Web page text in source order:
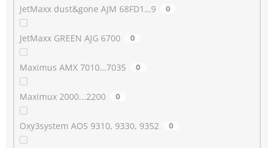
JetMaxx dust&gone AJM 68FD1…9 0
JetMaxx GREEN AJG 6700 0
Maximus AMX 7010…7035 0
Maximux 2000...2200 0
Oxy3system AOS 9310, 9330, 9352 0